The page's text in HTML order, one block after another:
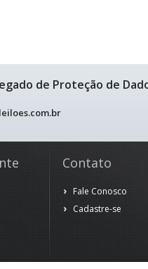
de Proteção de
Contato
Fale Conosco
Cadastre-se